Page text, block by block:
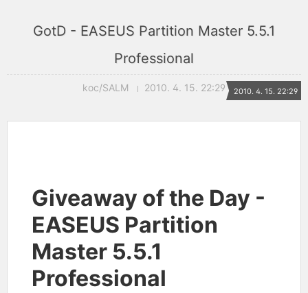
GotD - EASEUS Partition Master 5.5.1
Professional
koc/SALM 2010. 4. 15. 22:29 2010. 4. 15. 22:29
Giveaway of the Day -
EASEUS Partition
Master 5.5.1
Professional